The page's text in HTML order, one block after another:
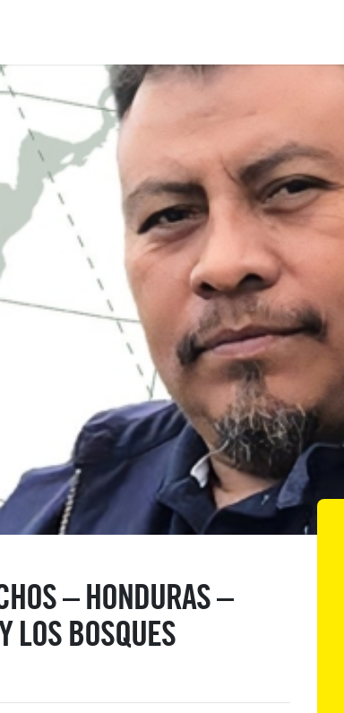
– HONDURAS –
LOS BOSQUES